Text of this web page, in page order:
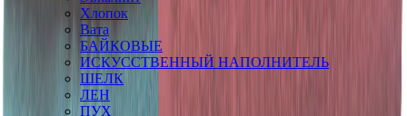
Хлопок
Вата
БАЙКОВЫЕ
ИСКУССТВЕННЫЙ НАПОЛНИТЕЛЬ
ШЕЛК
ЛЕН
ПУХ